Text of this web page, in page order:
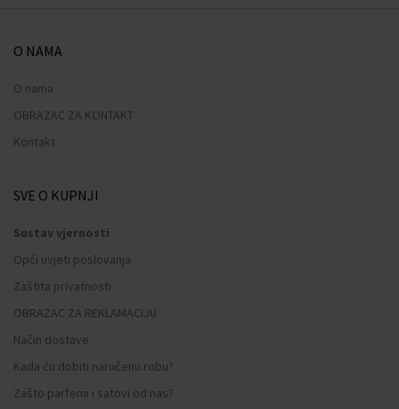
O NAMA
O nama
OBRAZAC ZA KONTAKT
Kontakt
SVE O KUPNJI
Sustav vjernosti
Opći uvjeti poslovanja
Zaštita privatnosti
OBRAZAC ZA REKLAMACIJU
Način dostave
Kada ću dobiti naručenu robu?
Zašto parfemi i satovi od nas?